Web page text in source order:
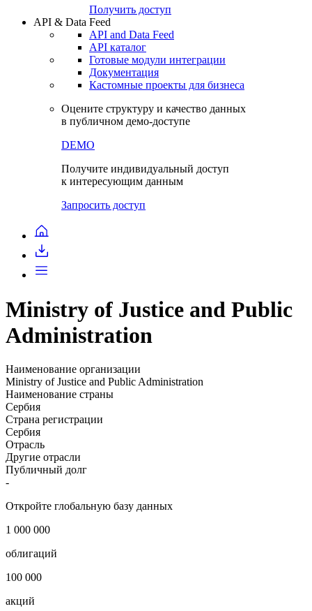
Попробуйте7-дневный
Откройте глобальную базу данных
Получить доступ
API & Data Feed
API and Data Feed
Готовые модули интеграции
Документация
в публичном демо-доступе
Administration
Наименование организации
Ministry of Justice and Public Administration
Наименование страны
Сербия
Страна регистрации
Другие отрасли
-
Откройте глобальную базу данных
1 000 000
облигаций